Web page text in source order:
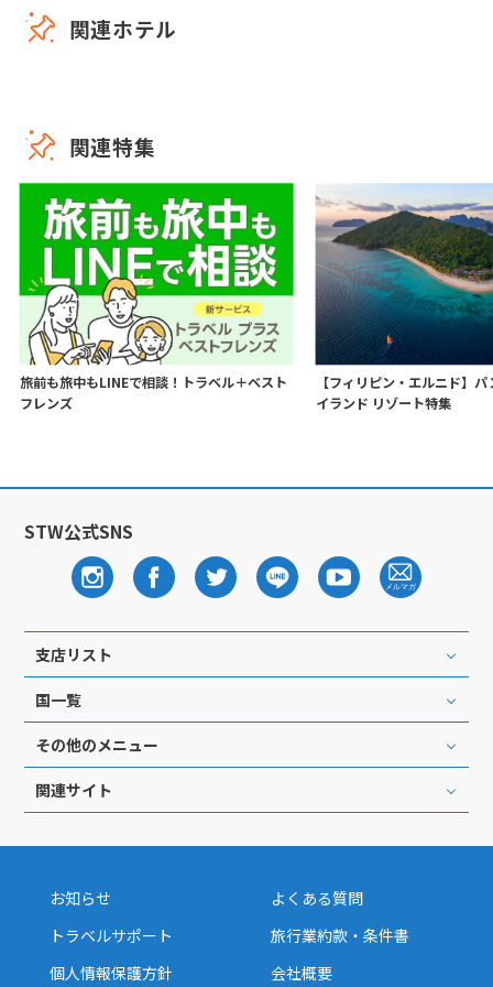
関連ホテル
関連特集
旅前も旅中もLINEで相談！トラベル＋ベスト
フレンズ
【フィリピン・エルニド】
イランド リゾート特集
STW公式SNS
支店リスト
国一覧
その他のメニュー
関連サイト
お知らせ
よくある質問
トラベルサポート
旅行業約款・条件書
個人情報保護方針
会社概要